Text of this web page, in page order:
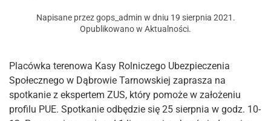
Napisane przezgops_admin w dniu 19 sierpnia 2021 .
Opublikowano w Aktualności.
Placówka terenowa Kasy Rolniczego Ubezpieczenia
Społecznego w Dąbrowie Tarnowskiej zaprasza na
spotkanie z ekspertem ZUS, który pomoże w założeniu
profilu PUE. Spotkanie odbędzie się 25 sierpnia w godz. 10-